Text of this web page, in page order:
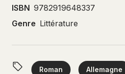
ISBN 9782919648337
Genre Littérature
Roman Allemagne